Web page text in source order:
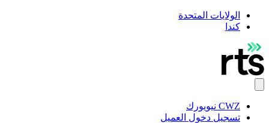
الولايات المتحدة
كندا
CWZ نيويورك
تسجيل دخول العميل